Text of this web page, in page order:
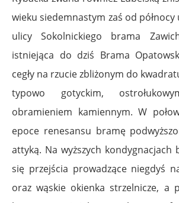
wieku siedemnastym zaś od
ulicy Sokolnickiego brama
istniejąca do dziś Brama
cegły na rzucie zbliżonym do
typowo gotyckim,
obramieniem kamiennym. W
epoce renesansu bramę
attyką. Na wyższych kondygnacjach
się przejścia prowadzące niegdyś
oraz wąskie okienka strzelnicze, a